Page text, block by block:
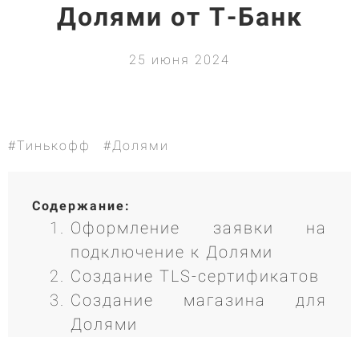
Долями от Т-Банк
25 июня 2024
#Тинькофф #Долями
Содержание:
Оформление заявки на
подключение к Долями
Создание TLS-сертификатов
Создание магазина для
Долями